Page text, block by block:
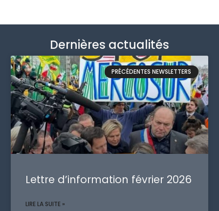
Dernières actualités
PRÉCÉDENTES NEWSLETTERS
Lettre d’information février 2026
LIRE LA SUITE »